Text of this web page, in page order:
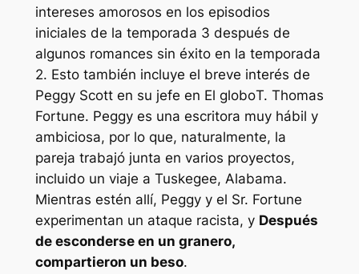
intereses amorosos en los episodios
iniciales de la temporada 3 después de
algunos romances sin éxito en la temporada
2. Esto también incluye el breve interés de
Peggy Scott en su jefe en El globoT. Thomas
Fortune. Peggy es una escritora muy hábil y
ambiciosa, por lo que, naturalmente, la
pareja trabajó junta en varios proyectos,
incluido un viaje a Tuskegee, Alabama.
Mientras estén allí, Peggy y el Sr. Fortune
experimentan un ataque racista, y Después
de esconderse en un granero,
compartieron un beso.